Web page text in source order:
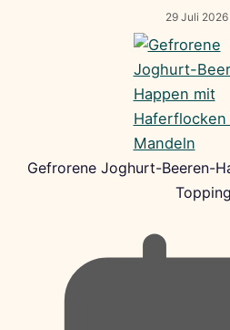
29 Juli 2026
Gefrorene Joghurt-Beeren-
Topping